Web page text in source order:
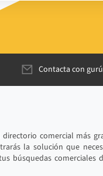
Contacta con gurú
comercial más
la solución que
búsquedas comerciales